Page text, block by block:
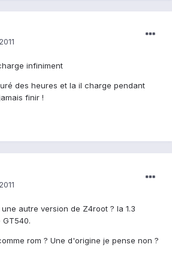
infiniment
des heures et la il charge pendant
finir !
autre version de Z4root ? la 1.3
rom ? Une d'origine je pense non ?